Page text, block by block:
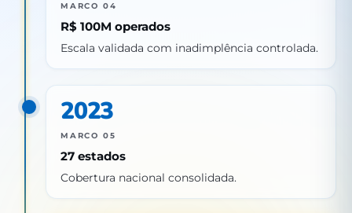
MARCO 04
R$ 100M operados
Escala validada com inadimplência controlada.
2023
MARCO 05
27 estados
Cobertura nacional consolidada.